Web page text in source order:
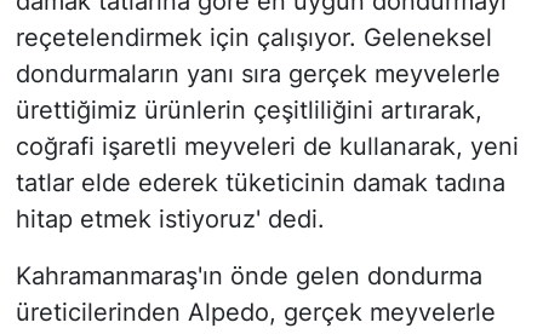
reçetelendirmek için çalışıyor. Geleneksel
dondurmaların yanı sıra gerçek meyvelerle
ürettiğimiz ürünlerin çeşitliliğini artırarak,
coğrafi işaretli meyveleri de kullanarak, yeni
tatlar elde ederek tüketicinin damak tadına
hitap etmek istiyoruz' dedi.
Kahramanmaraş'ın önde gelen dondurma
üreticilerinden Alpedo, gerçek meyvelerle